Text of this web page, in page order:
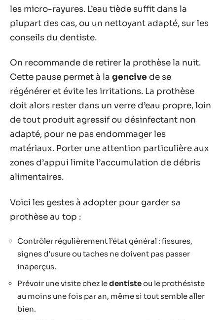
les micro-rayures. L’eau tiède suffit dans la
plupart des cas, ou un nettoyant adapté, sur les
conseils du dentiste.
On recommande de retirer la prothèse la nuit.
Cette pause permet à la gencive de se
régénérer et évite les irritations. La prothèse
doit alors rester dans un verre d’eau propre, loin
de tout produit agressif ou désinfectant non
adapté, pour ne pas endommager les
matériaux. Porter une attention particulière aux
zones d’appui limite l’accumulation de débris
alimentaires.
Voici les gestes à adopter pour garder sa
prothèse au top :
Contrôler régulièrement l’état général : fissures,
signes d’usure ou taches ne doivent pas passer
inaperçus.
Prévoir une visite chez ledentisteou le prothésiste
au moins une fois par an, même si tout semble aller
bien.